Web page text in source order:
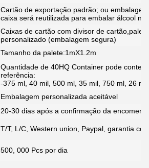
Cartão de exportação padrão; ou
caixa será reutilizada para embalar álcool na
Caixas de cartão com divisor de
personalizado (embalagem segura)
Tamanho da palete:1mX1.2m
Quantidade de 40HQ Container pode
referência:
-375 ml, 40 mil, 500 ml, 35 mil, 750 ml, 26
Embalagem personalizada aceitável
20-30 dias após a confirmação da
T/T, L/C, Western union, Paypal, garantia
500, 000 Pcs por dia